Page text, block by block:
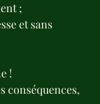
;
et sans
!
conséquences,